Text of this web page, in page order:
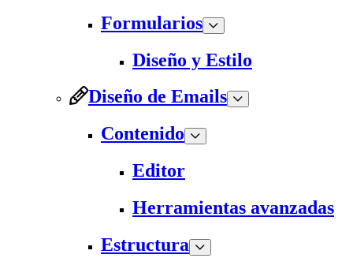
Formularios
Diseño y Estilo
Diseño de Emails
Contenido
Editor
Herramientas avanzadas
Estructura